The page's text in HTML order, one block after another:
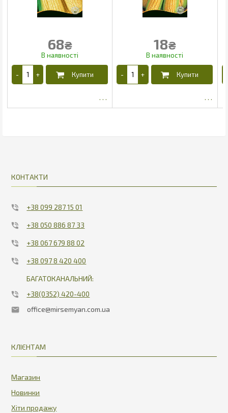
68₴ 18₴
КОНТАКТИ
+38 099 287 15 01
+38 050 886 87 33
+38 067 679 88 02
+38 097 8 420 400
БАГАТОКАНАЛЬНИЙ:
+38(0352) 420-400
office@mirsemyan.com.ua
КЛІЄНТАМ
Магазин
Новинки
Хіти продажу